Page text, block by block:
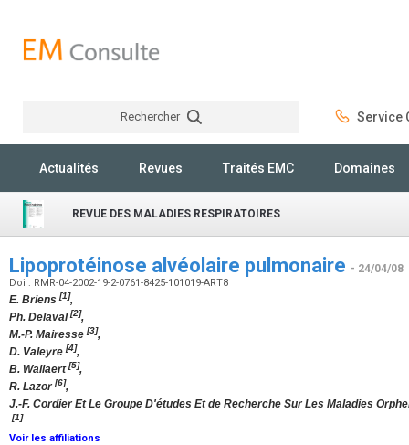
Rechercher Service
Actualités Revues Traités EMC Domaines
REVUE DES MALADIES RESPIRATOIRES
Lipoprotéinose alvéolaire pulmonaire - 24/04/08
Doi : RMR-04-2002-19-2-0761-8425-101019-ART8
E. Briens [1],
Ph. Delaval[2],
M.-P. Mairesse [3],
D. Valeyre [4],
B. Wallaert[5],
R. Lazor[6],
J.-F. Cordier Et Le Groupe D'études Et de Recherche Sur Les Maladies
[1]
Voir les affiliations